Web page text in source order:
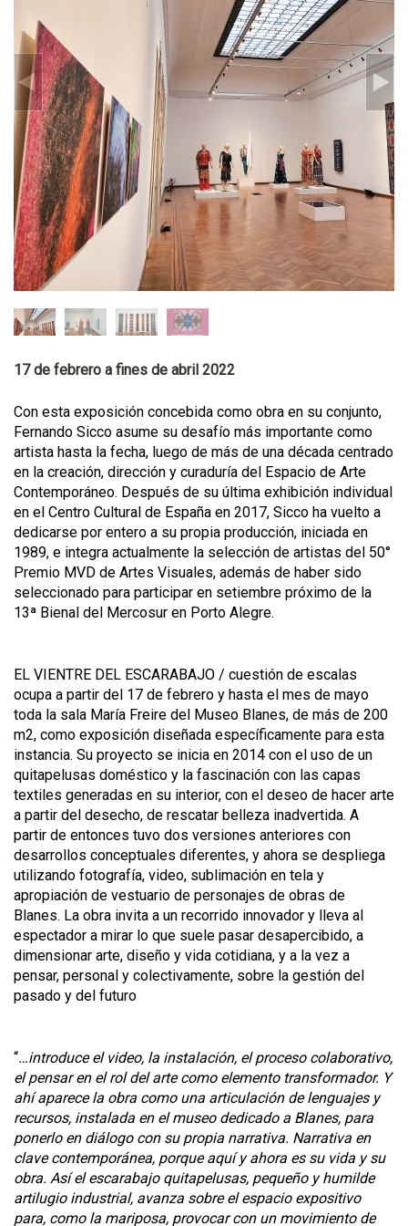
17 de febrero a fines de abril 2022
Con esta exposición concebida como obra en su conjunto,
Fernando Sicco asume su desafío más importante como
artista hasta la fecha, luego de más de una década centrado
en la creación, dirección y curaduría del Espacio de Arte
Contemporáneo. Después de su última exhibición individual
en el Centro Cultural de España en 2017, Sicco ha vuelto a
dedicarse por entero a su propia producción, iniciada en
1989, e integra actualmente la selección de artistas del 50°
Premio MVD de Artes Visuales, además de haber sido
seleccionado para participar en setiembre próximo de la
13ª Bienal del Mercosur en Porto Alegre.
EL VIENTRE DEL ESCARABAJO / cuestión de escalas
ocupa a partir del 17 de febrero y hasta el mes de mayo
toda la sala María Freire del Museo Blanes, de más de 200
m2, como exposición diseñada específicamente para esta
instancia. Su proyecto se inicia en 2014 con el uso de un
quitapelusas doméstico y la fascinación con las capas
textiles generadas en su interior, con el deseo de hacer arte
a partir del desecho, de rescatar belleza inadvertida. A
partir de entonces tuvo dos versiones anteriores con
desarrollos conceptuales diferentes, y ahora se despliega
utilizando fotografía, video, sublimación en tela y
apropiación de vestuario de personajes de obras de
Blanes. La obra invita a un recorrido innovador y lleva al
espectador a mirar lo que suele pasar desapercibido, a
dimensionar arte, diseño y vida cotidiana, y a la vez a
pensar, personal y colectivamente, sobre la gestión del
pasado y del futuro
“…introduce el video, la instalación, el proceso colaborativo,
el pensar en el rol del arte como elemento transformador. Y
ahí aparece la obra como una articulación de lenguajes y
recursos, instalada en el museo dedicado a Blanes, para
ponerlo en diálogo con su propia narrativa. Narrativa en
clave contemporánea, porque aquí y ahora es su vida y su
obra. Así el escarabajo quitapelusas, pequeño y humilde
artilugio industrial, avanza sobre el espacio expositivo
para, como la mariposa, provocar con un movimiento de